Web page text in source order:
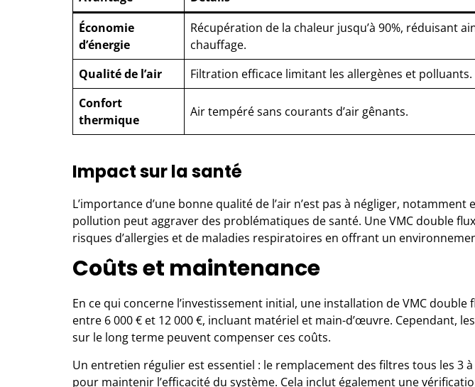
Économie
d’énergie
Récupération de la chaleur jusqu’à 90%, réduisant
chauffage.
Qualité de l’air
Filtration efficace limitant les allergènes et polluants.
Confort
thermique
Air tempéré sans courants d’air gênants.
Impact sur la santé
L’importance d’une bonne qualité de l’air n’est pas à négliger,
pollution peut aggraver des problématiques de santé. Une VMC double
risques d’allergies et de maladies respiratoires en offrant un
Coûts et maintenance
En ce qui concerne l’investissement initial, une installation de VMC double
entre 6 000 € et 12 000 €, incluant matériel et main-d’œuvre. Cependant,
sur le long terme peuvent compenser ces coûts.
Un entretien régulier est essentiel : le remplacement des filtres tous les 3
pour maintenir l’efficacité du système. Cela inclut également une